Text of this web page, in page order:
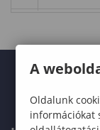
A
Oldalunk
információkat